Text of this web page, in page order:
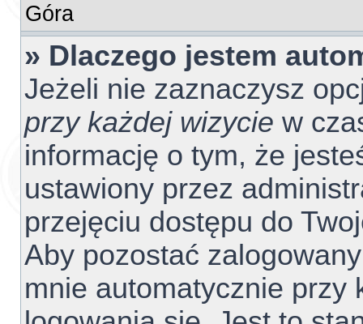
Góra
» Dlaczego jestem
Jeżeli nie zaznaczysz
przy każdej wizycie w
informację o tym, że
ustawiony przez
przejęciu dostępu do
Aby pozostać
mnie automatycznie przy